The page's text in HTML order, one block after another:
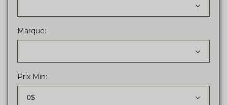
Marque:
Prix Min:
0$